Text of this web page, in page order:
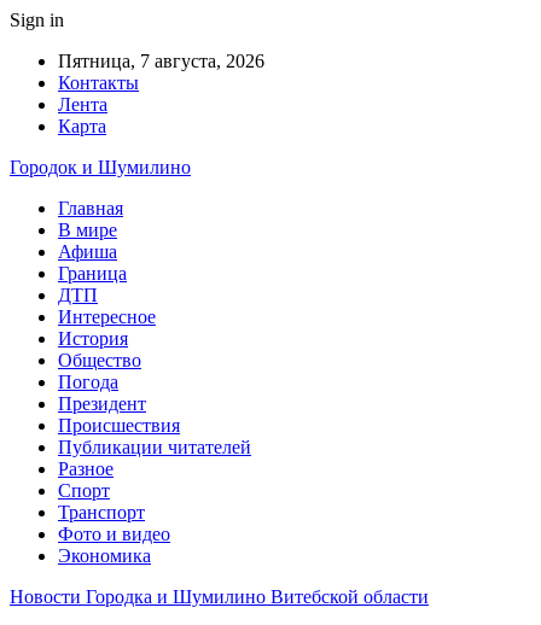
Sign in
Пятница, 7 августа, 2026
Контакты
Лента
Карта
Городок и Шумилино
Главная
В мире
Афиша
Граница
ДТП
Интересное
История
Общество
Погода
Президент
Происшествия
Публикации читателей
Разное
Спорт
Транспорт
Фото и видео
Экономика
Новости Городка и Шумилино Витебской области